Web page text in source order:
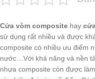
Cửa vòm composite hay
sử dụng rất nhiều và được
composite có nhiều ưu điểm
nước…Với khả năng và nền
nhựa composite còn được